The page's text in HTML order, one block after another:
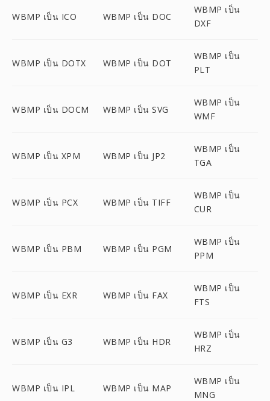
WBMP เป็น ICO WBMP เป็น DOC
WBMP เป็น
DXF
WBMP เป็น DOTX WBMP เป็น DOT
WBMP เป็น
PLT
WBMP เป็น DOCM WBMP เป็น SVG
WBMP เป็น
WMF
WBMP เป็น XPM WBMP เป็น JP2
WBMP เป็น
TGA
WBMP เป็น PCX WBMP เป็น TIFF
WBMP เป็น
CUR
WBMP เป็น PBM WBMP เป็น PGM
WBMP เป็น
PPM
WBMP เป็น EXR WBMP เป็น FAX
WBMP เป็น
FTS
WBMP เป็น G3 WBMP เป็น HDR
WBMP เป็น
HRZ
WBMP เป็น IPL WBMP เป็น MAP
WBMP เป็น
MNG